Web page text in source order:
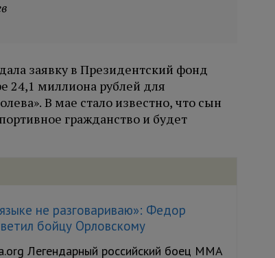
заявку в Президентский фонд
24,1 миллиона рублей для
В мае стало известно, что сын
гражданство и будет
не разговариваю»: Федор
бойцу Орловскому
Легендарный российский боец ММА